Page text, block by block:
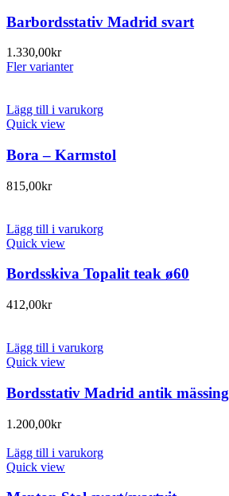
Barbordsstativ Madrid svart
1.330,00kr
Fler varianter
Lägg till i varukorg
Quick view
Bora – Karmstol
815,00kr
Lägg till i varukorg
Quick view
Bordsskiva Topalit teak ø60
412,00kr
Lägg till i varukorg
Quick view
Bordsstativ Madrid antik mässing
1.200,00kr
Lägg till i varukorg
Quick view